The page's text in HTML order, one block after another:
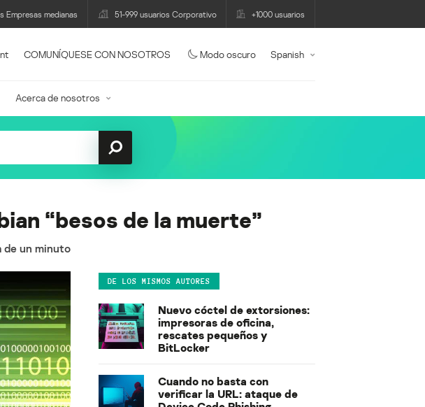
Empresas medianas 51-999 usuarios Corporativo +1000 usuarios
COMUNÍQUESE CON NOSOTROS Modo oscuro Spanish
Acerca de nosotros
“besos de la muerte”
de un minuto
DE LOS MISMOS AUTORES
Nuevo cóctel de extorsiones:
impresoras de oficina,
rescates pequeños y
BitLocker
Cuando no basta con
verificar la URL: ataque de